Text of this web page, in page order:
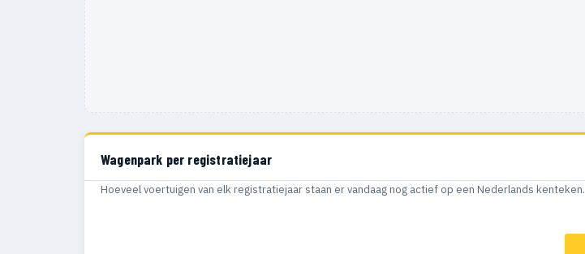
Wagenpark per registratiejaar
Hoeveel voertuigen van elk registratiejaar staan er vandaag nog actief op een Nederlands kenteken.